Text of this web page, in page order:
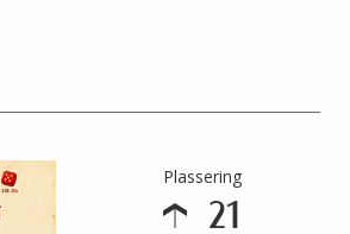
Plassering
21